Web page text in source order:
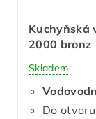
Kuchyňská
2000 bronz
Skladem
Do